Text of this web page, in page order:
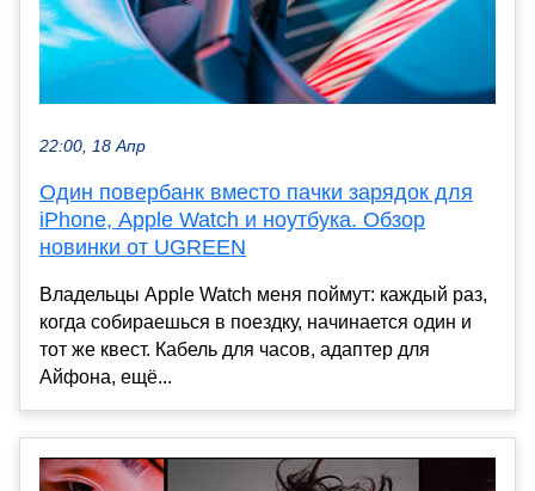
22:00, 18 Апр
Один повербанк вместо пачки зарядок для
iPhone, Apple Watch и ноутбука. Обзор
новинки от UGREEN
Владельцы Apple Watch меня поймут: каждый раз,
когда собираешься в поездку, начинается один и
тот же квест. Кабель для часов, адаптер для
Айфона, ещё...